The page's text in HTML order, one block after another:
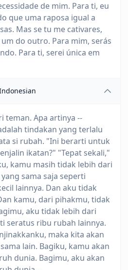
de mim. Para ti, eu
que uma raposa igual a
Mas se tu me cativares,
do outro. Para mim, serás
Para ti, serei única em
teman. Apa artinya --
tindakan yang terlalu
si rubah. "Ini berarti untuk
ikatan?" "Tepat sekali,"
kamu masih tidak lebih dari
sama saja seperti
lainnya. Dan aku tidak
kamu, dari pihakmu, tidak
aku tidak lebih dari
seratus ribu rubah lainnya.
maka kita akan
lain. Bagiku, kamu akan
dunia. Bagimu, aku akan